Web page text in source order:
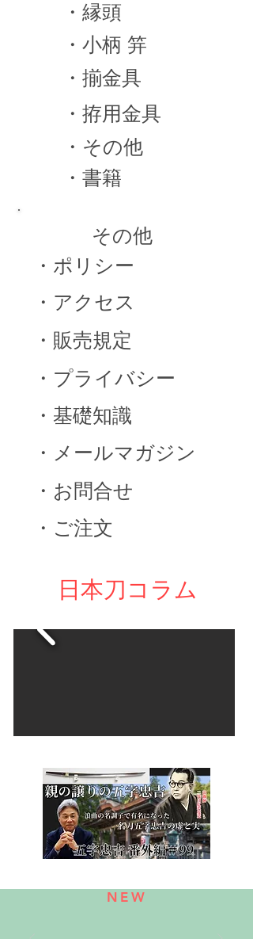
・縁頭
・小柄 笄
・揃金具
・拵用金具
・その他
・書籍
​その他
・​ポリシー
・​アクセス
・​販売規定
・プライバシー
・基礎知識
・メールマガジン
・お問合せ
・ご注文
日本刀コラム
​NEW